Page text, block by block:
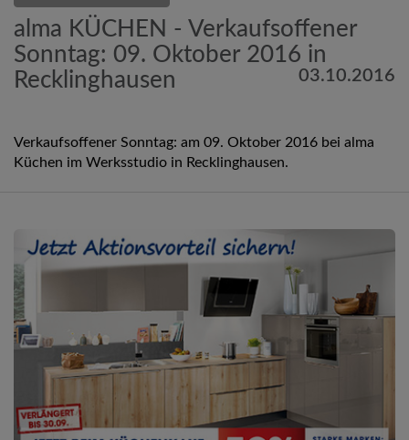
alma KÜCHEN - Verkaufsoffener
Sonntag: 09. Oktober 2016 in
Recklinghausen
03.10.2016
Verkaufsoffener Sonntag: am 09. Oktober 2016 bei alma
Küchen im Werksstudio in Recklinghausen.